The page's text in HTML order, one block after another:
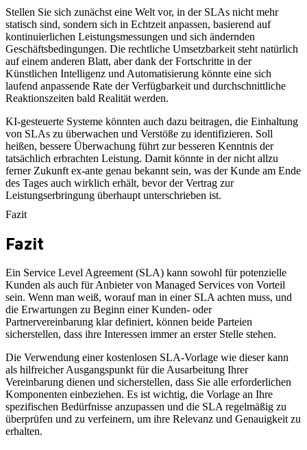
Stellen Sie sich zunächst eine Welt vor, in der SLAs nicht mehr
statisch sind, sondern sich in Echtzeit anpassen, basierend auf
kontinuierlichen Leistungsmessungen und sich ändernden
Geschäftsbedingungen. Die rechtliche Umsetzbarkeit steht natürlich
auf einem anderen Blatt, aber dank der Fortschritte in der
Künstlichen Intelligenz und Automatisierung könnte eine sich
laufend anpassende Rate der Verfügbarkeit und durchschnittliche
Reaktionszeiten bald Realität werden.
KI-gesteuerte Systeme könnten auch dazu beitragen, die Einhaltung
von SLAs zu überwachen und Verstöße zu identifizieren. Soll
heißen, bessere Überwachung führt zur besseren Kenntnis der
tatsächlich erbrachten Leistung. Damit könnte in der nicht allzu
ferner Zukunft ex-ante genau bekannt sein, was der Kunde am Ende
des Tages auch wirklich erhält, bevor der Vertrag zur
Leistungserbringung überhaupt unterschrieben ist.
Fazit
Fazit
Ein Service Level Agreement (SLA) kann sowohl für potenzielle
Kunden als auch für Anbieter von Managed Services von Vorteil
sein. Wenn man weiß, worauf man in einer SLA achten muss, und
die Erwartungen zu Beginn einer Kunden- oder
Partnervereinbarung klar definiert, können beide Parteien
sicherstellen, dass ihre Interessen immer an erster Stelle stehen.
Die Verwendung einer kostenlosen SLA-Vorlage wie dieser kann
als hilfreicher Ausgangspunkt für die Ausarbeitung Ihrer
Vereinbarung dienen und sicherstellen, dass Sie alle erforderlichen
Komponenten einbeziehen. Es ist wichtig, die Vorlage an Ihre
spezifischen Bedürfnisse anzupassen und die SLA regelmäßig zu
überprüfen und zu verfeinern, um ihre Relevanz und Genauigkeit zu
erhalten.